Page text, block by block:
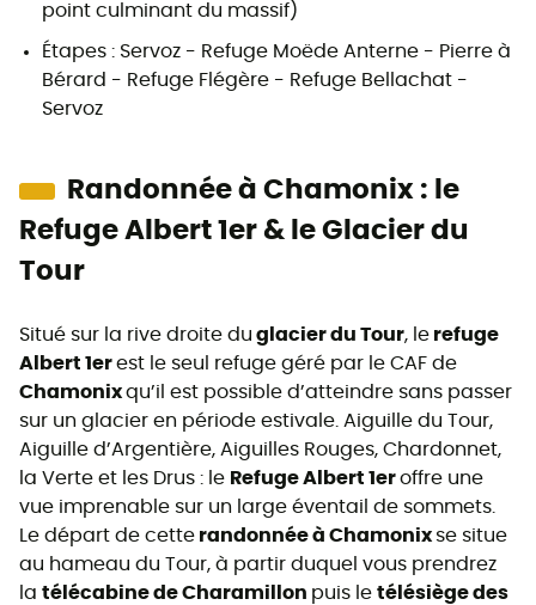
point culminant du massif)
Étapes : Servoz - Refuge Moëde Anterne - Pierre à
Bérard - Refuge Flégère - Refuge Bellachat -
Servoz
Randonnée à Chamonix : le
Refuge Albert 1er & le Glacier du
Tour
Situé sur la rive droite du glacier du Tour, le refuge
Albert 1erest le seul refuge géré par le CAF de
Chamonixqu’il est possible d’atteindre sans passer
sur un glacier en période estivale. Aiguille du Tour,
Aiguille d’Argentière, Aiguilles Rouges, Chardonnet,
la Verte et les Drus : le Refuge Albert 1eroffre une
vue imprenable sur un large éventail de sommets.
Le départ de cette randonnée à Chamonixse situe
au hameau du Tour, à partir duquel vous prendrez
la télécabine de Charamillon puis le télésiège des